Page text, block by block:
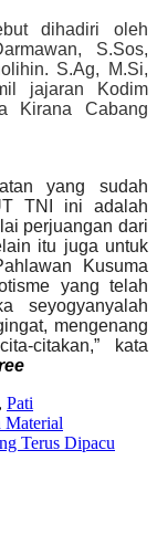
dihadiri oleh
S.Sos,
S.Ag, M.Si,
jajaran Kodim
Kirana Cabang
yang sudah
TNI ini adalah
perjuangan dari
itu juga untuk
Kusuma
yang telah
seyogyanyalah
mengenang
citakan,” kata
, Pati
Material
Terus Dipacu